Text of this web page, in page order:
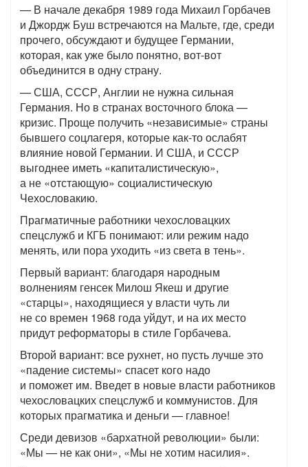
— В начале декабря 1989 года Михаил Горбачев
и Джордж Буш встречаются на Мальте, где, среди
прочего, обсуждают и будущее Германии,
которая, как уже было понятно, вот-вот
объединится в одну страну.
— США, СССР, Англии не нужна сильная
Германия. Но в странах восточного блока —
кризис. Проще получить «независимые» страны
бывшего соцлагеря, которые как-то ослабят
влияние новой Германии. И США, и СССР
выгоднее иметь «капиталистическую»,
а не «отстающую» социалистическую
Чехословакию.
Прагматичные работники чехословацких
спецслужб и КГБ понимают: или режим надо
менять, или пора уходить «из света в тень».
Первый вариант: благодаря народным
волнениям генсек Милош Якеш и другие
«старцы», находящиеся у власти чуть ли
не со времен 1968 года уйдут, и на их место
придут реформаторы в стиле Горбачева.
Второй вариант: все рухнет, но пусть лучше это
«падение системы» спасет кого надо
и поможет им. Введет в новые власти работников
чехословацких спецслужб и коммунистов. Для
которых прагматика и деньги — главное!
Среди девизов «бархатной революции» были:
«Мы — не как они», «Мы не хотим насилия».